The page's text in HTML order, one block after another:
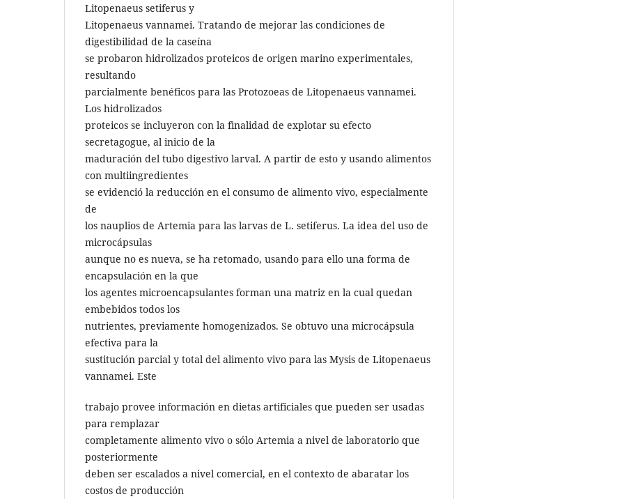
Litopenaeus setiferus y
Litopenaeus vannamei. Tratando de mejorar las condiciones de
digestibilidad de la caseína
se probaron hidrolizados proteicos de origen marino experimentales,
resultando
parcialmente benéficos para las Protozoeas de Litopenaeus vannamei.
Los hidrolizados
proteicos se incluyeron con la finalidad de explotar su efecto
secretagogue, al inicio de la
maduración del tubo digestivo larval. A partir de esto y usando alimentos
con multiingredientes
se evidenció la reducción en el consumo de alimento vivo, especialmente
de
los nauplios de Artemia para las larvas de L. setiferus. La idea del uso de
microcápsulas
aunque no es nueva, se ha retomado, usando para ello una forma de
encapsulación en la que
los agentes microencapsulantes forman una matriz en la cual quedan
embebidos todos los
nutrientes, previamente homogenizados. Se obtuvo una microcápsula
efectiva para la
sustitución parcial y total del alimento vivo para las Mysis de Litopenaeus
vannamei. Este
trabajo provee información en dietas artificiales que pueden ser usadas
para remplazar
completamente alimento vivo o sólo Artemia a nivel de laboratorio que
posteriormente
deben ser escalados a nivel comercial, en el contexto de abaratar los
costos de producción